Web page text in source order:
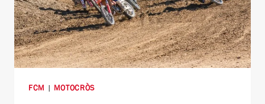
FCM | MOTOCRÒS